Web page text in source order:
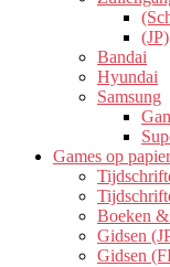
(JP)
Bandai
Hyundai
Samsung
Games op papier
Boeken
Gidsen
Gidsen